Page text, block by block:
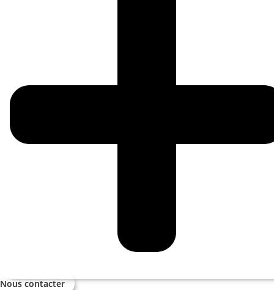
Nous contacter